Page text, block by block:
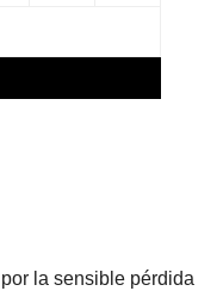
la sensible pérdida